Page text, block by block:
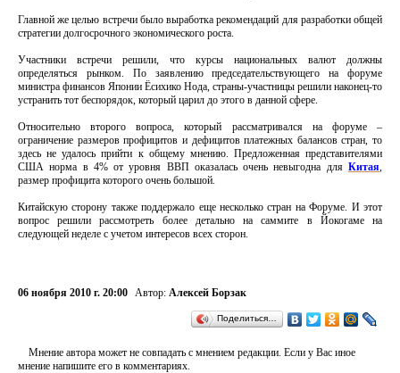
Главной же целью встречи было выработка рекомендаций для разработки общей
стратегии долгосрочного экономического роста.
Участники встречи решили, что курсы национальных валют должны
определяться рынком. По заявлению председательствующего на форуме
министра финансов Японии Ёсихико Нода, страны-участницы решили наконец-то
устранить тот беспорядок, который царил до этого в данной сфере.
Относительно второго вопроса, который рассматривался на форуме –
ограничение размеров профицитов и дефицитов платежных балансов стран, то
здесь не удалось прийти к общему мнению. Предложенная представителями
США норма в 4% от уровня ВВП оказалась очень невыгодна для Китая,
размер профицита которого очень большой.
Китайскую сторону также поддержало еще несколько стран на Форуме. И этот
вопрос решили рассмотреть более детально на саммите в Йокогаме на
следующей неделе с учетом интересов всех сторон.
06 ноября 2010 г. 20:00 Автор: Алексей Борзак
Поделиться…
Мнение автора может не совпадать с мнением редакции. Если у Вас иное
мнение напишите его в комментариях.